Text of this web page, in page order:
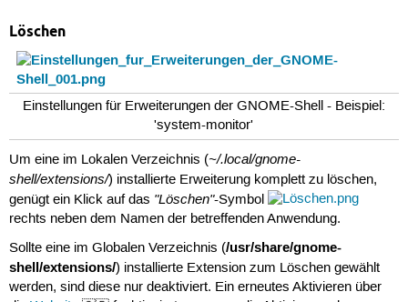
Löschen
Einstellungen für Erweiterungen der GNOME-Shell - Beispiel:
'system-monitor'
Um eine im Lokalen Verzeichnis (~/.local/gnome-
shell/extensions/) installierte Erweiterung komplett zu löschen,
genügt ein Klick auf das "Löschen"-Symbol
rechts neben dem Namen der betreffenden Anwendung.
Sollte eine im Globalen Verzeichnis (/usr/share/gnome-
shell/extensions/) installierte Extension zum Löschen gewählt
werden, sind diese nur deaktiviert. Ein erneutes Aktivieren über